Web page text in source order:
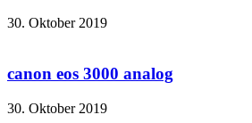
30. Oktober 2019
canon eos 3000 analog
30. Oktober 2019